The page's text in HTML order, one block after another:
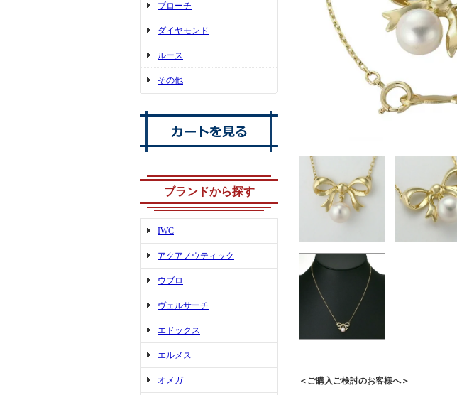
ブローチ
ダイヤモンド
ルース
その他
ブランドから探す
IWC
アクアノウティック
ウブロ
ヴェルサーチ
エドックス
エルメス
オメガ
＜ご購入ご検討のお客様へ＞